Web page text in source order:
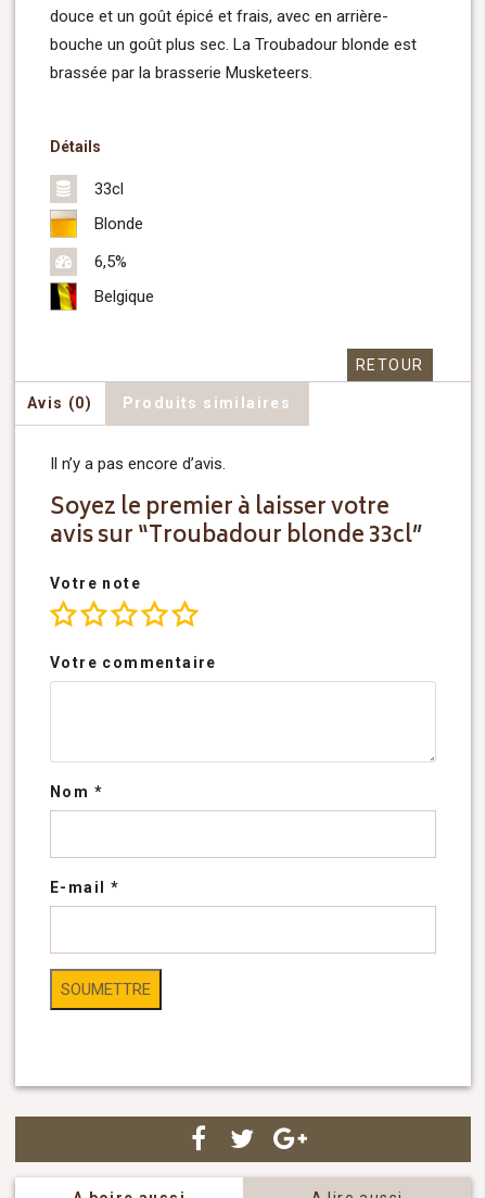
douce et un goût épicé et frais, avec en arrière-
bouche un goût plus sec. La Troubadour blonde est
brassée par la brasserie Musketeers.
Détails
33cl
Blonde
6,5%
Belgique
RETOUR
Avis (0) Produits similaires
Il n’y a pas encore d’avis.
Soyez le premier à laisser votre
avis sur “Troubadour blonde 33cl”
Votre note
Votre commentaire
Nom *
E-mail *